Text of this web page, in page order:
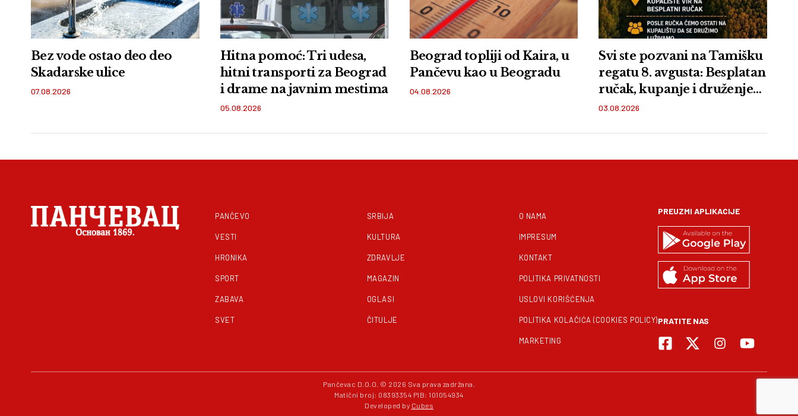
Bez vode ostao deo deo
Skadarske ulice
07.08.2026
Hitna pomoć: Tri udesa,
hitni transporti za Beograd
i drame na javnim mestima
05.08.2026
Beograd topliji od Kaira, u
Pančevu kao u Beogradu
04.08.2026
Svi ste pozvani na Tamišku
regatu 8. avgusta: Besplatan
ručak, kupanje i druženje
na plaži Vir u Orlovatu
03.08.2026
PANČEVO
VESTI
HRONIKA
SPORT
ZABAVA
SVET
SRBIJA
KULTURA
ZDRAVLJE
MAGAZIN
OGLASI
ČITULJE
O NAMA
IMPRESUM
KONTAKT
POLITIKA PRIVATNOSTI
USLOVI KORIŠĆENJA
POLITIKA KOLAČIĆA (COOKIES POLICY)
MARKETING
PREUZMI APLIKACIJE
PRATITE NAS
Pančevac D.O.O. © 2026 Sva prava zadržana.
Matični broj: 08393354 PIB: 101054934
Developed by Cubes